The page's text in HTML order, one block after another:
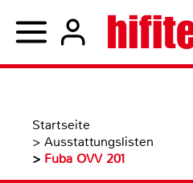
Startseite
> Ausstattungslisten
> Fuba OVV 201